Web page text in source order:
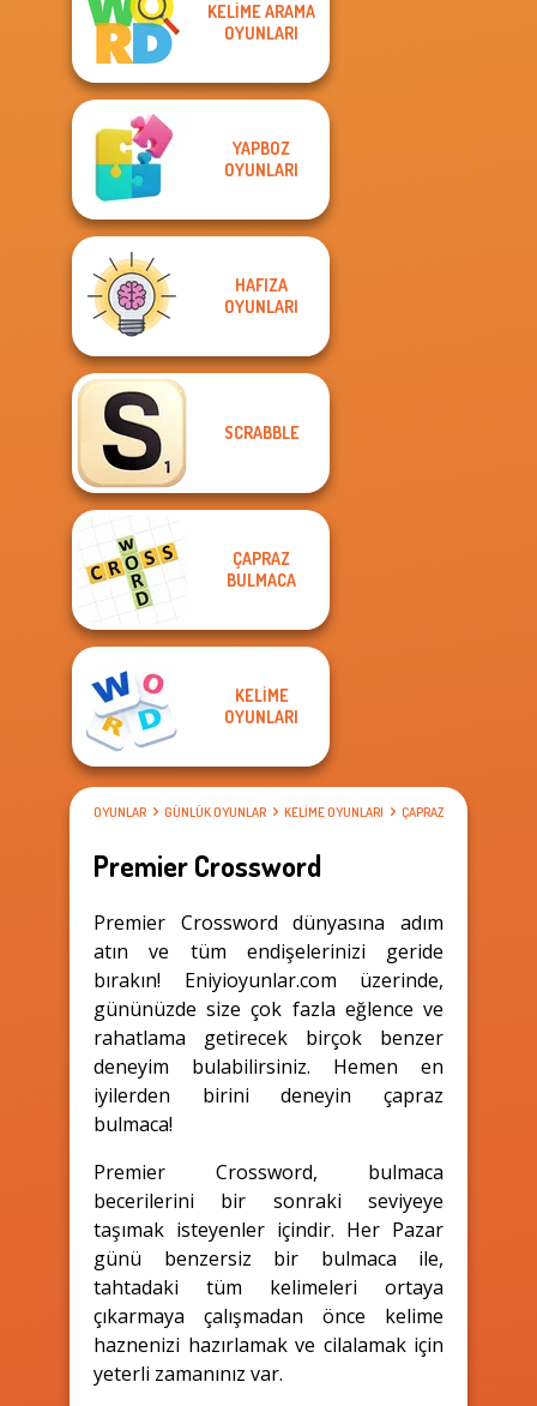
KELIME ARAMA
OYUNLARI
YAPBOZ
OYUNLARI
HAFIZA
OYUNLARI
SCRABBLE
ÇAPRAZ
BULMACA
KELIME
OYUNLARI
OYUNLAR GÜNLÜK OYUNLAR KELIME OYUNLARI ÇAPRAZ BULMACA
Premier Crossword
Premier Crossword dünyasına adım
atın ve tüm endişelerinizi geride
bırakın! Eniyioyunlar.com üzerinde,
gününüzde size çok fazla eğlence ve
rahatlama getirecek birçok benzer
deneyim bulabilirsiniz. Hemen en
iyilerden birini deneyin çapraz
bulmaca!
Premier Crossword, bulmaca
becerilerini bir sonraki seviyeye
taşımak isteyenler içindir. Her Pazar
günü benzersiz bir bulmaca ile,
tahtadaki tüm kelimeleri ortaya
çıkarmaya çalışmadan önce kelime
haznenizi hazırlamak ve cilalamak için
yeterli zamanınız var.